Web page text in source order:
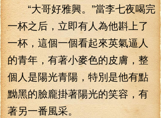
“大哥好雅興。”當李七夜喝完
一杯之后，立即有人為他斟上了
一杯，這個一個看起來英氣逼人
的青年，有著小麥色的皮膚，整
個人是陽光青陽，特別是他有點
黝黑的臉龐掛著陽光的笑容，有
著另一番風采。